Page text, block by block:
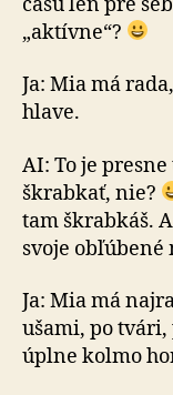
„aktívne“?
Ja: Mia má
hlave.
AI: To je
škrabkať, nie?
tam škrabkáš.
svoje obľúbené
Ja: Mia má
ušami, po
úplne kolmo